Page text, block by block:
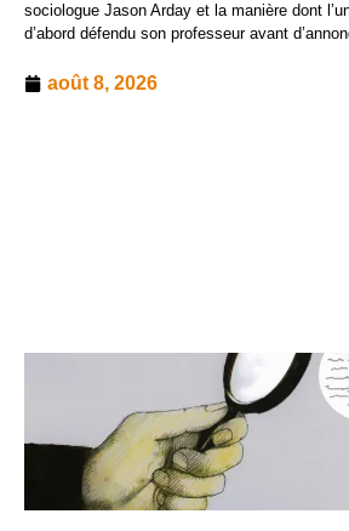
sociologue Jason Arday et la manière dont
d’abord défendu son professeur avant
août 8, 2026